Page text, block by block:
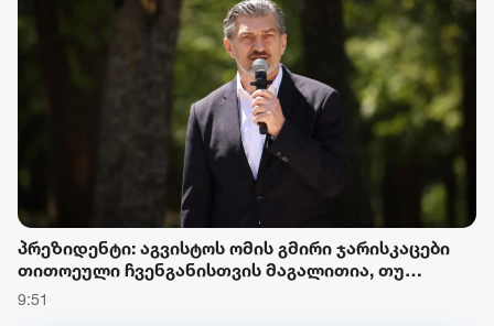
პრეზიდენტი: აგვისტოს ომის გმირი ჯარისკაცები
თითოეული ჩვენგანისთვის მაგალითია, თუ
როგორი უნდა იყოს საქართველოს მოქალაქე და
9:51